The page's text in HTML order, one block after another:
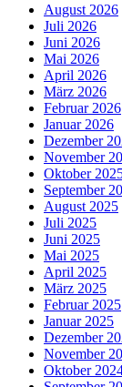
August 2026
Juli 2026
Juni 2026
Mai 2026
April 2026
März 2026
Februar 2026
Januar 2026
Dezember
November
Oktober
September
August 2025
Juli 2025
Juni 2025
Mai 2025
April 2025
März 2025
Februar 2025
Januar 2025
Dezember
November
Oktober